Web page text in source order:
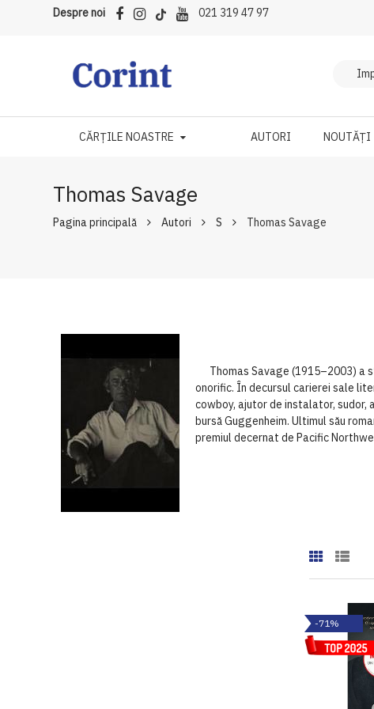
Despre noi 021 319 47 97
CĂRȚILE NOASTRE AUTORI NOUTĂȚI
Thomas Savage
Pagina principală Autori S Thomas Savage
Thomas Savage (1915–2003) a
onorific. În decursul carierei sale
cowboy, ajutor de instalator, sudor,
bursă Guggenheim. Ultimul său
premiul decernat de Pacific
-71%